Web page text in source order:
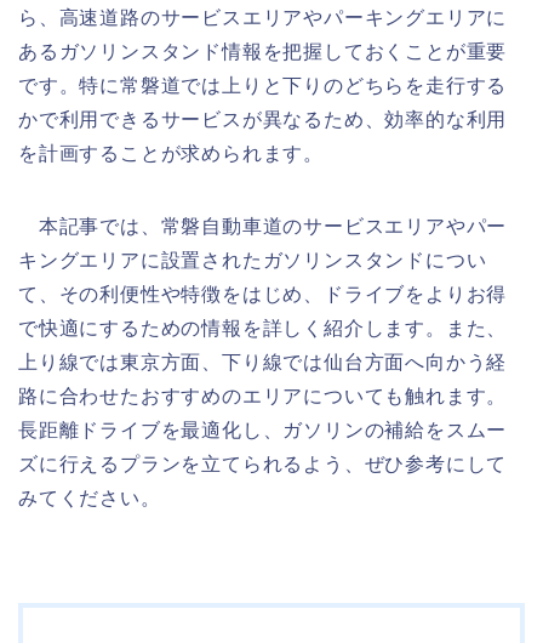
ら、高速道路のサービスエリアやパーキングエリアに
あるガソリンスタンド情報を把握しておくことが重要
です。特に常磐道では上りと下りのどちらを走行する
かで利用できるサービスが異なるため、効率的な利用
を計画することが求められます。
本記事では、常磐自動車道のサービスエリアやパー
キングエリアに設置されたガソリンスタンドについ
て、その利便性や特徴をはじめ、ドライブをよりお得
で快適にするための情報を詳しく紹介します。また、
上り線では東京方面、下り線では仙台方面へ向かう経
路に合わせたおすすめのエリアについても触れます。
長距離ドライブを最適化し、ガソリンの補給をスムー
ズに行えるプランを立てられるよう、ぜひ参考にして
みてください。